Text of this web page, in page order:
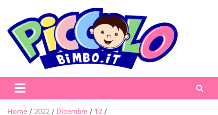
content
piccolobimbo.it
Home 2022 Dicembre
12